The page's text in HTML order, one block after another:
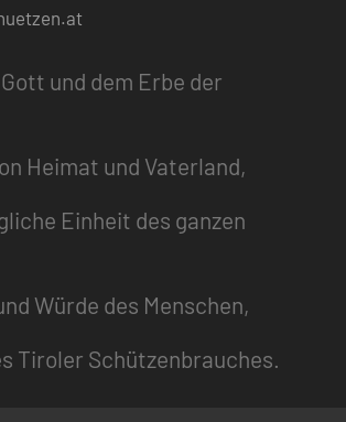
und dem Erbe der
Heimat und Vaterland,
Einheit des ganzen
Würde des Menschen,
Tiroler Schützenbrauches.